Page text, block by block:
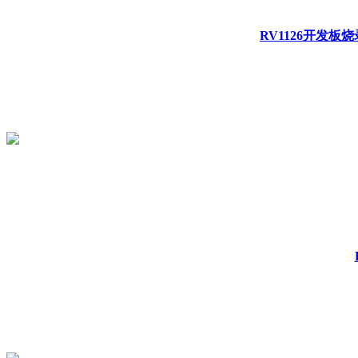
RV1126开发板